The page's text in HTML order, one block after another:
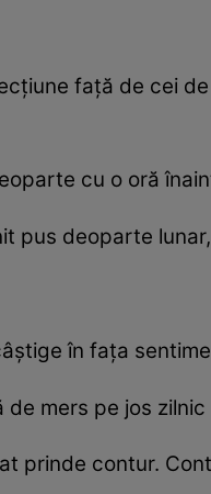
față de cei
cu o oră
pus deoparte
în fața
de mers pe jos
prinde contur.